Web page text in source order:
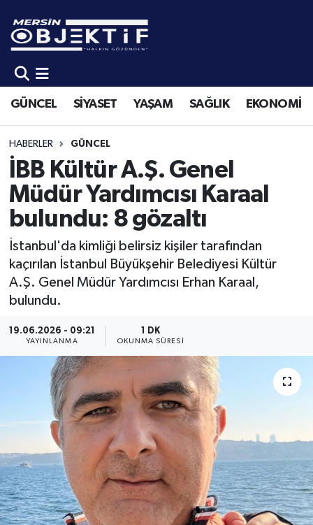
GÜNCEL SİYASET YAŞAM SAĞLIK EKONOMİ
HABERLER GÜNCEL
İBB Kültür A.Ş. Genel
Müdür Yardımcısı Karaal
bulundu: 8 gözaltı
İstanbul'da kimliği belirsiz kişiler tarafından
kaçırılan İstanbul Büyükşehir Belediyesi Kültür
A.Ş. Genel Müdür Yardımcısı Erhan Karaal,
bulundu.
19.06.2026 - 09:21
YAYINLANMA
1 DK
OKUNMA SÜRESI
GÜNCEL
SİYASET
YAŞAM
SAĞLIK
EKONOMİ
KÜLTÜR-SANAT
EĞİTİM
Mersin Hava Durumu
Mersin Trafik Yoğunluk Haritası
Süper Lig Puan Durumu ve Fikstür
Tüm Manşetler
Son Dakika Haberleri